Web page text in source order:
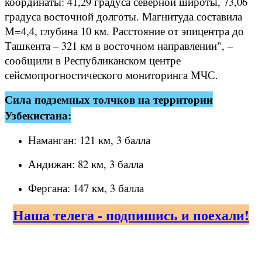
градуса восточной долготы. Магнитуда составила
М=4,4, глубина 10 км. Расстояние от эпицентра до
Ташкента – 321 км в восточном направлении", –
сообщили в Республиканском центре
сейсмопрогностического мониторинга МЧС.
Сила подземных толчков на территории
Узбекистана:
Наманган: 121 км, 3 балла
Андижан: 82 км, 3 балла
Фергана: 147 км, 3 балла
Наша телега - подпишись и поехали!